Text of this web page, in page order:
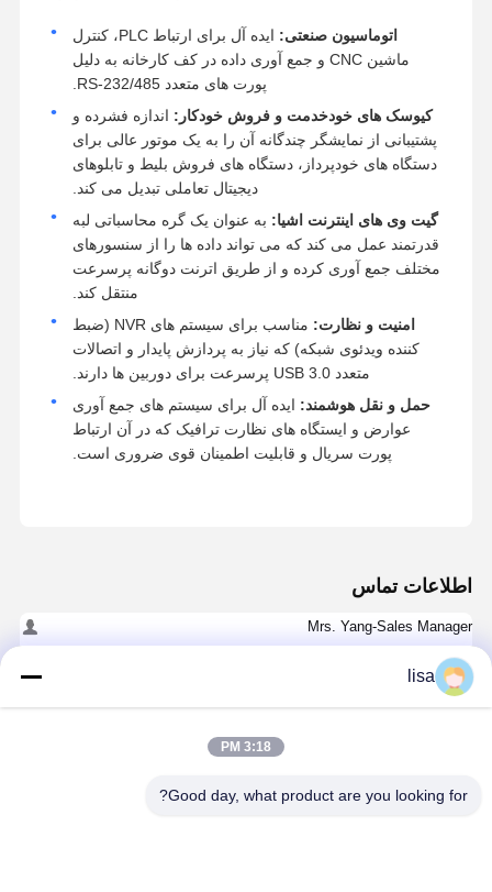
اتوماسیون صنعتی:
ایده آل برای ارتباط PLC، کنترل
ماشین CNC و جمع آوری داده در کف کارخانه به دلیل
پورت های متعدد RS-232/485.
کیوسک های خودخدمت و فروش خودکار: اندازه فشرده و
پشتیبانی از نمایشگر چندگانه آن را به یک موتور عالی برای
دستگاه های خودپرداز، دستگاه های فروش بلیط و تابلوهای
دیجیتال تعاملی تبدیل می کند.
گیت وی های اینترنت اشیا: به عنوان یک گره محاسباتی لبه
قدرتمند عمل می کند که می تواند داده ها را از سنسورهای
مختلف جمع آوری کرده و از طریق اترنت دوگانه پرسرعت
منتقل کند.
امنیت و نظارت:
مناسب برای سیستم های NVR (ضبط
کننده ویدئوی شبکه) که نیاز به پردازش پایدار و اتصالات
متعدد USB 3.0 پرسرعت برای دوربین ها دارند.
حمل و نقل هوشمند: ایده آل برای سیستم های جمع آوری
عوارض و ایستگاه های نظارت ترافیک که در آن ارتباط
پورت سریال و قابلیت اطمینان قوی ضروری است.
اطلاعات تماس
Mrs. Yang-Sales Manager
منطقه بوجی، منطقه لونگگانگ، شنژن.
+86 18902462095
حالا حرف بزن
lisa
3:18 PM
Good day, what product are you looking for?